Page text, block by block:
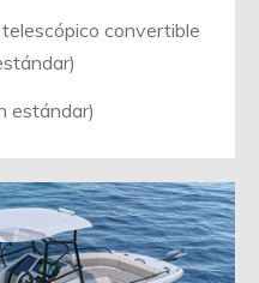
convertible
estándar)